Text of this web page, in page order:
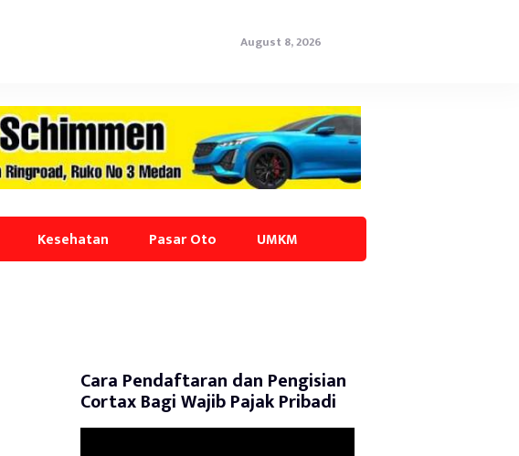
August 8, 2026
Kesehatan Pasar Oto UMKM
Cara Pendaftaran dan Pengisian
Cortax Bagi Wajib Pajak Pribadi